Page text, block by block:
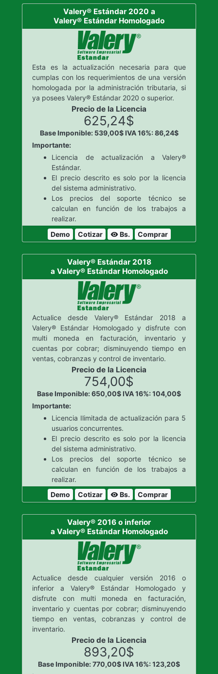
Valery® Estándar 2020 a
Valery® Estándar Homologado
Esta es la actualización necesaria para que
cumplas con los requerimientos de una versión
homologada por la administración tributaria, si
ya posees Valery® Estándar 2020 o superior.
Precio de la Licencia
625,24$
Base Imponible: 539,00$ IVA 16%: 86,24$
Importante:
Licencia de actualización a Valery®
Estándar.
El precio descrito es solo por la licencia
del sistema administrativo.
Los precios del soporte técnico se
calculan en función de los trabajos a
realizar.
Demo
Cotizar visibilityBs. Comprar
Valery® Estándar 2018
a Valery® Estándar Homologado
Actualice desde Valery® Estándar 2018 a
Valery® Estándar Homologado y disfrute con
multi moneda en facturación, inventario y
cuentas por cobrar; disminuyendo tiempo en
ventas, cobranzas y control de inventario.
Precio de la Licencia
754,00$
Base Imponible: 650,00$ IVA 16%: 104,00$
Importante:
Licencia Ilimitada de actualización para 5
usuarios concurrentes.
El precio descrito es solo por la licencia
del sistema administrativo.
Los precios del soporte técnico se
calculan en función de los trabajos a
realizar.
Demo
Cotizar visibilityBs. Comprar
Valery® 2016 o inferior
a Valery® Estándar Homologado
Actualice desde cualquier versión 2016 o
inferior a Valery® Estándar Homologado y
disfrute con multi moneda en facturación,
inventario y cuentas por cobrar; disminuyendo
tiempo en ventas, cobranzas y control de
inventario.
Precio de la Licencia
893,20$
Base Imponible: 770,00$ IVA 16%: 123,20$